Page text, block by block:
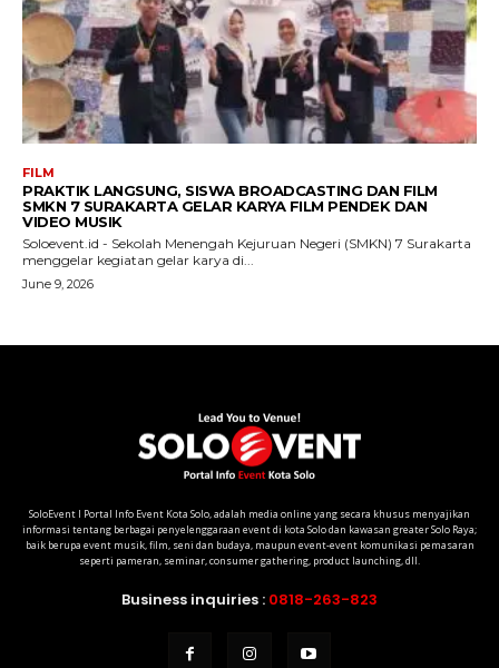
SoloEvent I Portal Info Event Kota Solo, adalah media online yang secara khusus menyajikan
informasi tentang berbagai penyelenggaraan event di kota Solo dan kawasan greater Solo Raya;
baik berupa event musik, film, seni dan budaya, maupun event-event komunikasi pemasaran
seperti pameran, seminar, consumer gathering, product launching, dll.
Business inquiries : 0818-263-823